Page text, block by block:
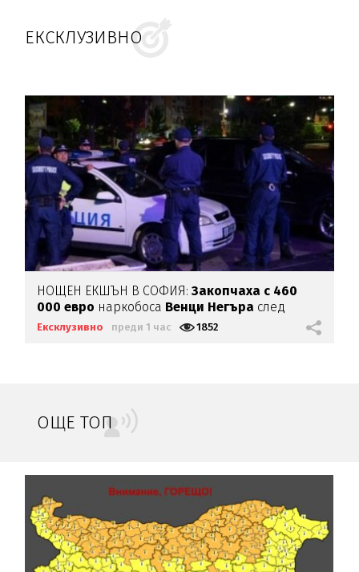
ЕКСКЛУЗИВНО
НОЩЕН ЕКШЪН В СОФИЯ:Закопчаха с 460
000 евро наркобоса Венци Негъра след
бясна гонка
Ексклузивно преди 1 час 1852
ОЩЕ ТОП